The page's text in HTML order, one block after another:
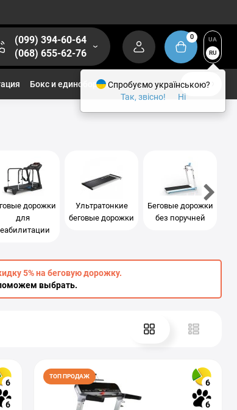
(099) 394-60-64
(068) 655-62-76
0
UA
RU
Бокс и единоборства 1/2
дорожки
для
Ультратонкие
беговые дорожки
Беговые дорожки
без поручней
5% на беговую дорожку.
выбрать.
6
6
6
6
ТОП ПРОДАЖ
Спробуємо українською?
Так, звісно!
Ні